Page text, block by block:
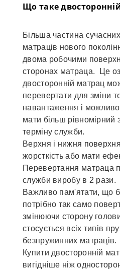
Що таке
Більша частина
матраців нового
двома робочими
сторонах матраца. Це
двосторонній матрац
перевертати для зміни
навантаження і
мати більш рівномірний
терміну служби.
Верхня і нижня
жорсткість або мати
Перевертання матраца
служби виробу в 2 рази.
Важливо пам'ятати, що
потрібно так само
змінюючи сторону
стосується всіх типів
безпружинних матраців.
Купити двосторонній
вигідніше ніж